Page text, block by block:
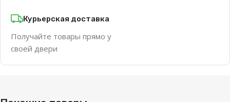
Курьерская доставка
Получайте товары прямо у
своей двери